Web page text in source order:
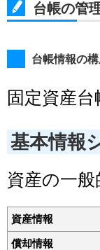
台帳の管
台帳情報の
固定資産
基本情報
資産の一般
資産情報
償却情報